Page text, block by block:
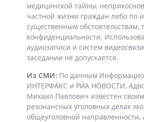
медицинской тайны,
частной жизни граждан либо по
существенным
конфиденциальности.
аудиозаписи и систем
заседании не допускается.
Из СМИ: По данным
ИНТЕРФА́КС и РИ́А НО́ВОСТИ,
Михаил Павлович известен
резонансных уголовных делах
общеуголовной направленности,